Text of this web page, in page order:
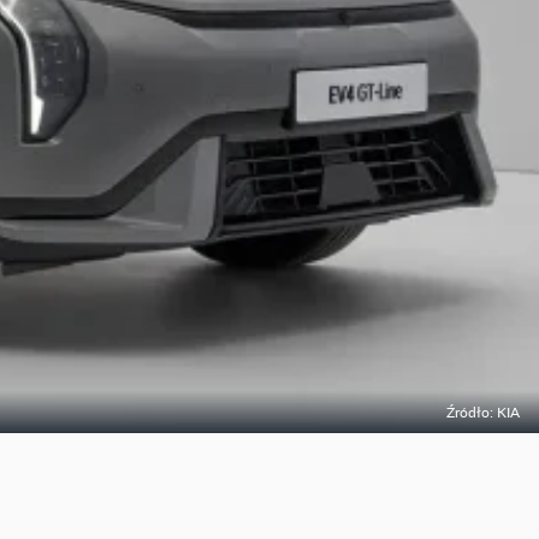
Źródło: KIA